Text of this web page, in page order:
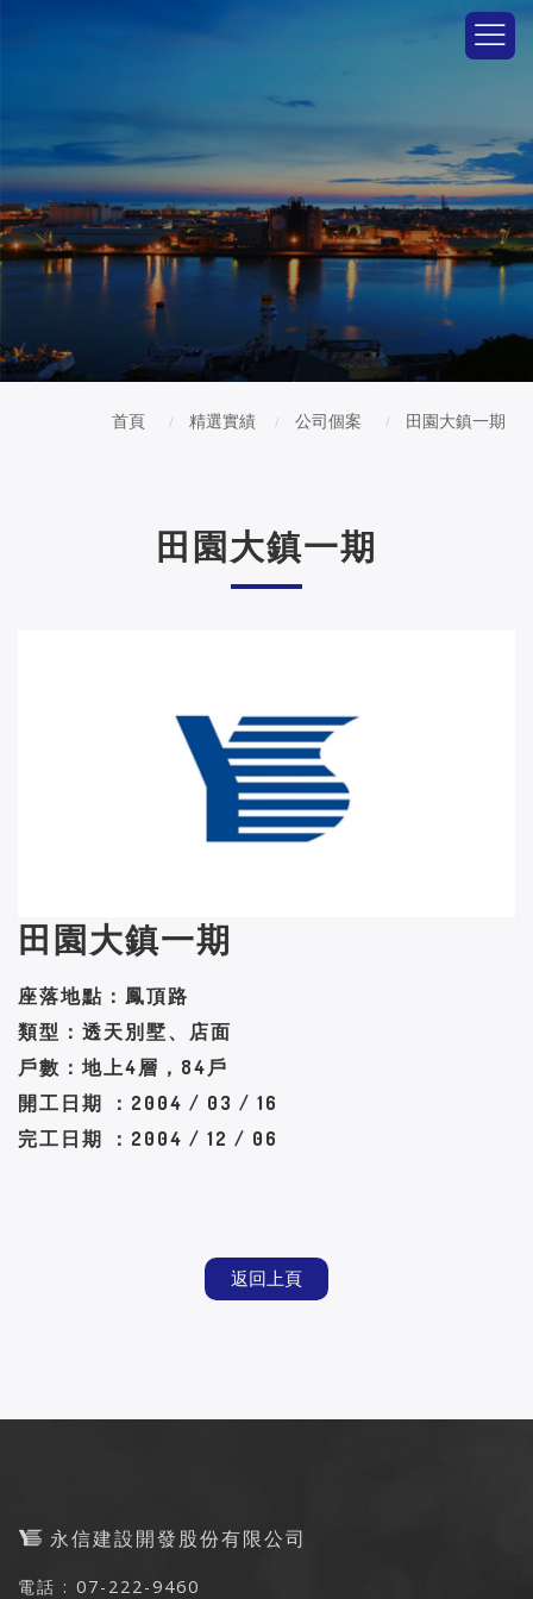
首頁 精選實績 公司個案 田園大鎮一期
田園大鎮一期
田園大鎮一期
座落地點：鳳頂路
類型：透天別墅、店面
戶數：地上4層，84戶
開工日期 ：2004 / 03 / 16
完工日期 ：2004 / 12 / 06
返回上頁
永信建設開發股份有限公司
電話 : 07-222-9460